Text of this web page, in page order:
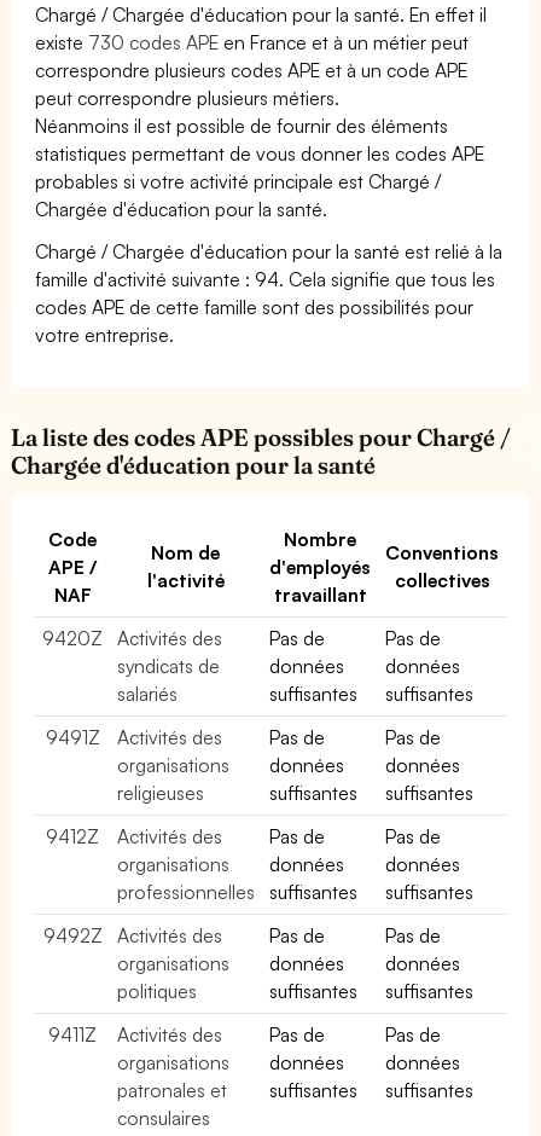
Chargé / Chargée d'éducation pour la santé. En effet il
existe 730 codes APE en France et à un métier peut
correspondre plusieurs codes APE et à un code APE
peut correspondre plusieurs métiers.
Néanmoins il est possible de fournir des éléments
statistiques permettant de vous donner les codes APE
probables si votre activité principale est Chargé /
Chargée d'éducation pour la santé.
Chargé / Chargée d'éducation pour la santé est relié à la
famille d'activité suivante : 94. Cela signifie que tous les
codes APE de cette famille sont des possibilités pour
votre entreprise.
La liste des codes APE possibles pour Chargé /
Chargée d'éducation pour la santé
Code
APE /
NAF
Nom de
l'activité
Nombre
d'employés
travaillant
Conventions
collectives
9420Z
Activités des
syndicats de
salariés
Pas de
données
suffisantes
Pas de
données
suffisantes
9491Z
Activités des
organisations
religieuses
Pas de
données
suffisantes
Pas de
données
suffisantes
9412Z
Activités des
organisations
professionnelles
Pas de
données
suffisantes
Pas de
données
suffisantes
9492Z
Activités des
organisations
politiques
Pas de
données
suffisantes
Pas de
données
suffisantes
9411Z
Activités des
organisations
patronales et
consulaires
Pas de
données
suffisantes
Pas de
données
suffisantes